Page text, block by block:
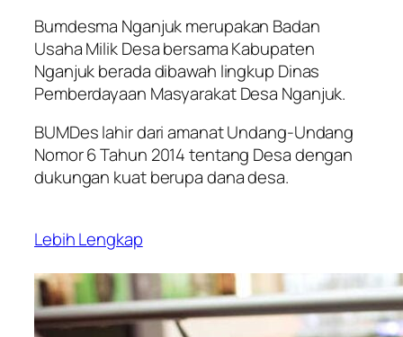
Bumdesma Nganjuk merupakan Badan
Usaha Milik Desa bersama Kabupaten
Nganjuk berada dibawah lingkup Dinas
Pemberdayaan Masyarakat Desa Nganjuk.
BUMDes lahir dari amanat Undang-Undang
Nomor 6 Tahun 2014 tentang Desa dengan
dukungan kuat berupa dana desa.
Lebih Lengkap